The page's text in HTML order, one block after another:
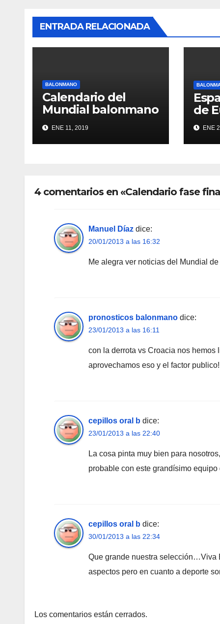
ENTRADA RELACIONADA
BALONMANO
Calendario del
Mundial balonmano
2019
ENE 11, 2019
de
ENE
4 comentarios en «Calendario fase
Manuel Díaz dice:
20/01/2013 a las 16:32
Me alegra ver noticias del Mundial
pronosticos balonmano dice:
23/01/2013 a las 16:11
con la derrota vs Croacia nos hemos
aprovechamos eso y el factor
cepillos oral b dice:
23/01/2013 a las 22:40
La cosa pinta muy bien para
probable con este grandísimo
cepillos oral b dice:
30/01/2013 a las 22:34
Que grande nuestra selección…Viva
aspectos pero en cuanto a deporte
Los comentarios están cerrados.